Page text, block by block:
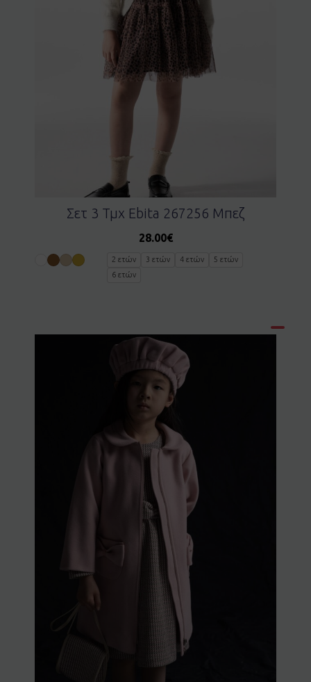
Σετ 3 Τμχ Ebita 267256 Μπεζ
28.00€
2 ετών 3 ετών 4 ετών
5 ετών
6 ετών